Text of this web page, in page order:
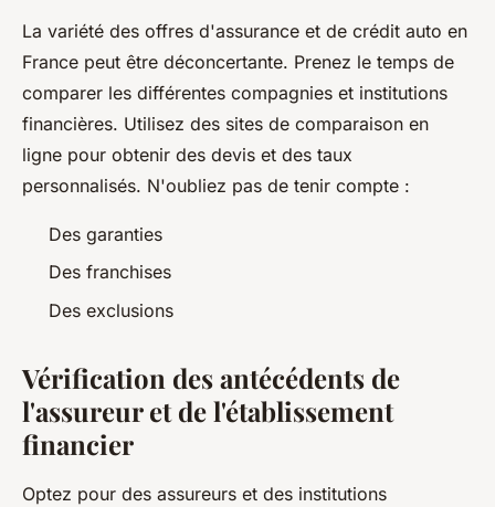
La variété des offres d'assurance et de crédit auto en
France peut être déconcertante. Prenez le temps de
comparer les différentes compagnies et institutions
financières. Utilisez des sites de comparaison en
ligne pour obtenir des devis et des taux
personnalisés. N'oubliez pas de tenir compte :
Des garanties
Des franchises
Des exclusions
Vérification des antécédents de
l'assureur et de l'établissement
financier
Optez pour des assureurs et des institutions